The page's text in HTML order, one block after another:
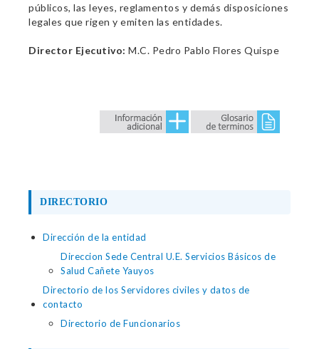
públicos, las leyes, reglamentos y demás disposiciones
legales que rigen y emiten las entidades.
Director Ejecutivo: M.C. Pedro Pablo Flores Quispe
DIRECTORIO
Dirección de la entidad
Direccion Sede Central U.E. Servicios Básicos de
Salud Cañete Yauyos
Directorio de los Servidores civiles y datos de
contacto
Directorio de Funcionarios